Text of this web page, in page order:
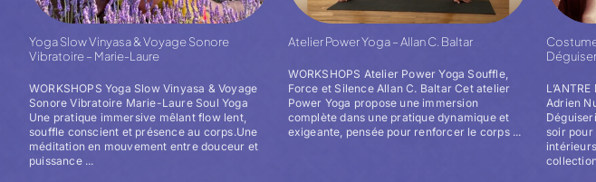
Yoga Slow Vinyasa & Voyage Sonore
Vibratoire – Marie-Laure
WORKSHOPS Yoga Slow Vinyasa & Voyage
Sonore Vibratoire Marie-Laure Soul Yoga
Une pratique immersive mêlant flow lent,
souffle conscient et présence au corps.Une
méditation en mouvement entre douceur et
puissance ...
Atelier Power Yoga – Allan C. Baltar
WORKSHOPS Atelier Power Yoga Souffle,
Force et Silence Allan C. Baltar Cet atelier
Power Yoga propose une immersion
complète dans une pratique dynamique et
exigeante, pensée pour renforcer le corps ...
Adrien
soir